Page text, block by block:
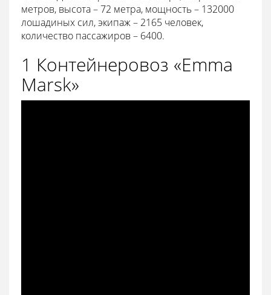
метров, высота – 72 метра, мощность – 132000
лошадиных сил, экипаж – 2165 человек,
количество пассажиров – 6400.
1 Контейнеровоз «Emma
Marsk»